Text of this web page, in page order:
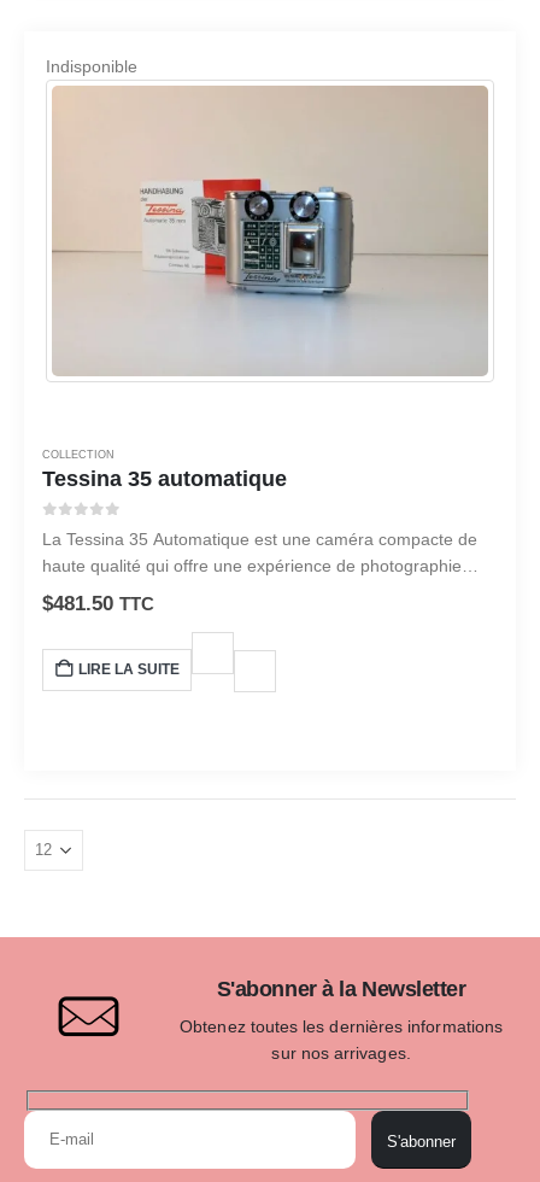
Indisponible
COLLECTION
Tessina 35 automatique
La Tessina 35 Automatique est une caméra compacte de
haute qualité qui offre une expérience de photographie
exceptionnelle. Avec son design élégant et sa technologie
avancée, cette caméra est parfaite pour les amateurs de
photographie qui souhaitent capturer des moments
précieux avec facilité et précision.
$481.50 TTC
LIRE LA SUITE
S'abonner à la Newsletter
Obtenez toutes les dernières informations
sur nos arrivages.
S'abonner